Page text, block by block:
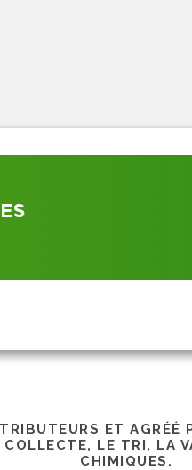
ET
LE TRI, LA
CHIMIQUES.